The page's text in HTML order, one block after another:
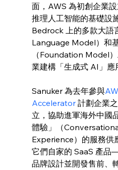
面，AWS 為初創企業
推理人工智能的基礎設
Bedrock 上的多款大語
Language Model）和
（Foundation Model
業建構「生成式 AI」應
Sanuker 為去年參與
Accelerator 計劃企業
立，協助進軍海外中國
體驗」（
Experience）的服務供
它們自家的 SaaS 產
品牌設計並開發售前、